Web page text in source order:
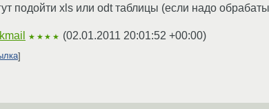
подойти xls или odt таблицы (если надо
★★★★ (02.01.2011 20:01:52 +00:00)